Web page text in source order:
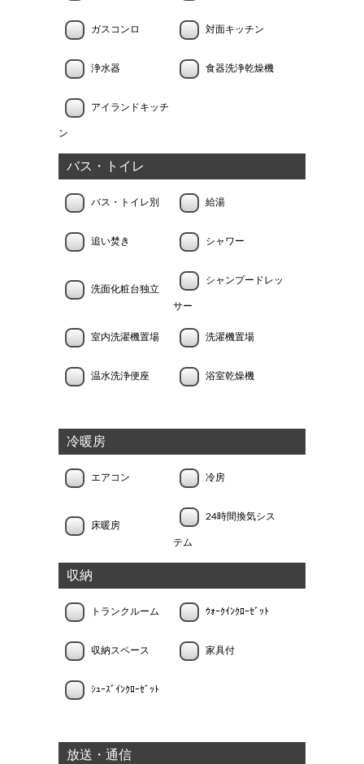
ガスコンロ 対面キッチン
浄水器 食器洗浄乾燥機
アイランドキッチ
ン
バス・トイレ
バス・トイレ別 給湯
追い焚き シャワー
洗面化粧台独立
シャンプードレッ
サー
室内洗濯機置場 洗濯機置場
温水洗浄便座 浴室乾燥機
冷暖房
エアコン 冷房
床暖房
24時間換気シス
テム
収納
トランクルーム ｳｫｰｸｲﾝｸﾛｰｾﾞｯﾄ
収納スペース 家具付
ｼｭｰｽﾞｲﾝｸﾛｰｾﾞｯﾄ
放送・通信